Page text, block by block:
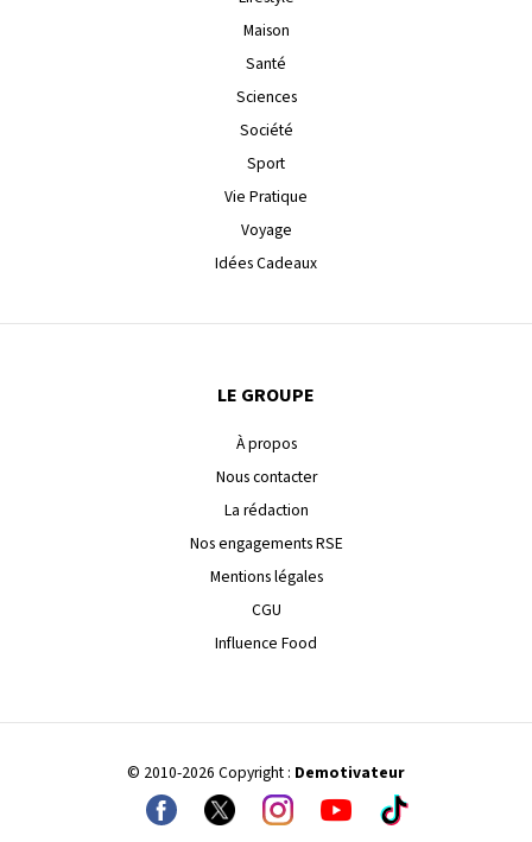
Maison
Santé
Sciences
Société
Sport
Vie Pratique
Voyage
Idées Cadeaux
LE GROUPE
À propos
Nous contacter
La rédaction
Nos engagements RSE
Mentions légales
CGU
Influence Food
© 2010-2026 Copyright : Demotivateur